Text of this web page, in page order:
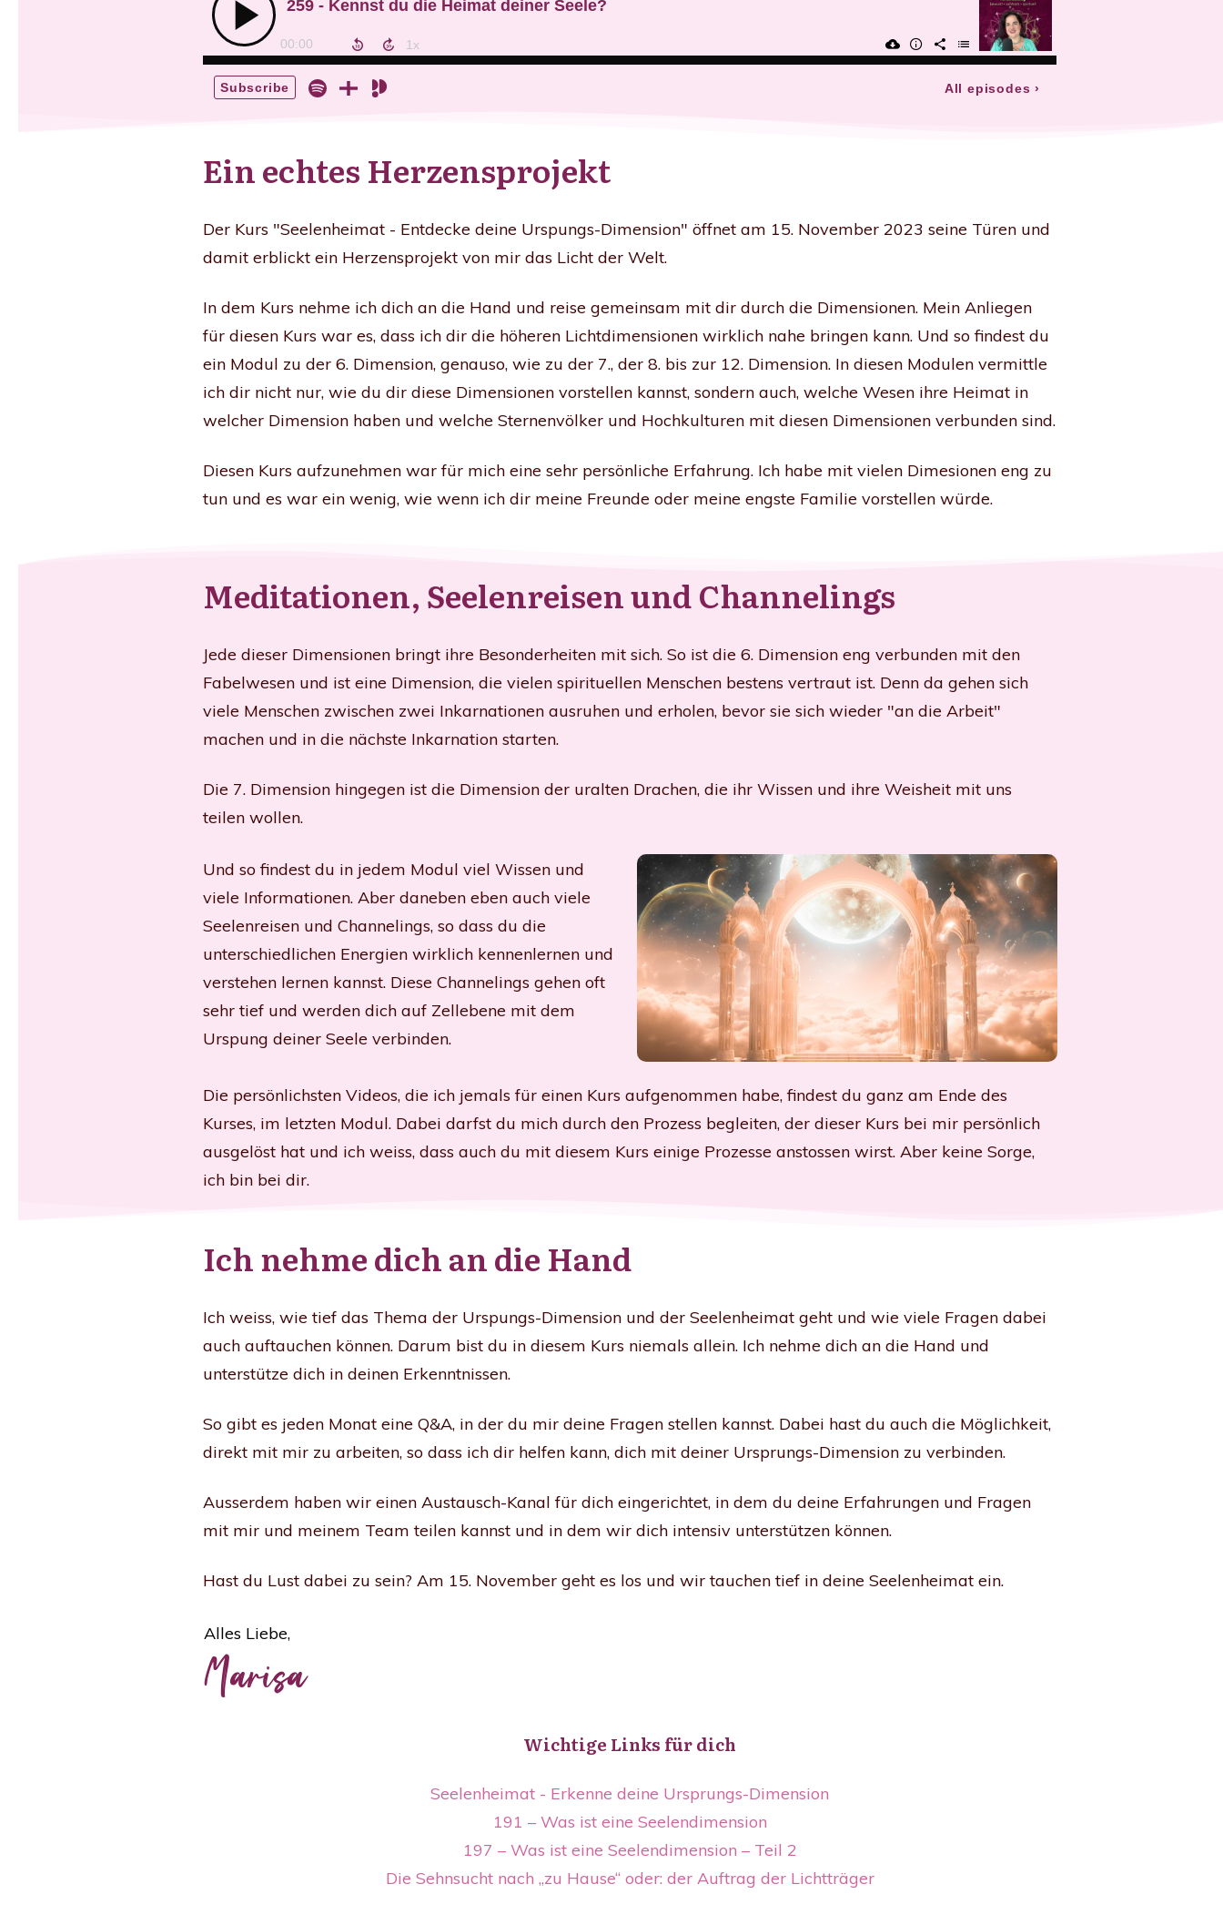
Ein echtes Herzensprojekt
Der Kurs "Seelenheimat - Entdecke deine Urspungs-Dimension" öffnet am 15. November 2023 seine Türen und
damit erblickt ein Herzensprojekt von mir das Licht der Welt.
In dem Kurs nehme ich dich an die Hand und reise gemeinsam mit dir durch die Dimensionen. Mein Anliegen
für diesen Kurs war es, dass ich dir die höheren Lichtdimensionen wirklich nahe bringen kann. Und so findest du
ein Modul zu der 6. Dimension, genauso, wie zu der 7., der 8. bis zur 12. Dimension. In diesen Modulen vermittle
ich dir nicht nur, wie du dir diese Dimensionen vorstellen kannst, sondern auch, welche Wesen ihre Heimat in
welcher Dimension haben und welche Sternenvölker und Hochkulturen mit diesen Dimensionen verbunden sind.
Diesen Kurs aufzunehmen war für mich eine sehr persönliche Erfahrung. Ich habe mit vielen Dimesionen eng zu
tun und es war ein wenig, wie wenn ich dir meine Freunde oder meine engste Familie vorstellen würde.
Meditationen, Seelenreisen und Channelings
Jede dieser Dimensionen bringt ihre Besonderheiten mit sich. So ist die 6. Dimension eng verbunden mit den
Fabelwesen und ist eine Dimension, die vielen spirituellen Menschen bestens vertraut ist. Denn da gehen sich
viele Menschen zwischen zwei Inkarnationen ausruhen und erholen, bevor sie sich wieder "an die Arbeit"
machen und in die nächste Inkarnation starten.
Die 7. Dimension hingegen ist die Dimension der uralten Drachen, die ihr Wissen und ihre Weisheit mit uns
teilen wollen.
Und so findest du in jedem Modul viel Wissen und
viele Informationen. Aber daneben eben auch viele
Seelenreisen und Channelings, so dass du die
unterschiedlichen Energien wirklich kennenlernen und
verstehen lernen kannst. Diese Channelings gehen oft
sehr tief und werden dich auf Zellebene mit dem
Urspung deiner Seele verbinden.
Die persönlichsten Videos, die ich jemals für einen Kurs aufgenommen habe, findest du ganz am Ende des
Kurses, im letzten Modul. Dabei darfst du mich durch den Prozess begleiten, der dieser Kurs bei mir persönlich
ausgelöst hat und ich weiss, dass auch du mit diesem Kurs einige Prozesse anstossen wirst. Aber keine Sorge,
ich bin bei dir.
Ich nehme dich an die Hand
Ich weiss, wie tief das Thema der Urspungs-Dimension und der Seelenheimat geht und wie viele Fragen dabei
auch auftauchen können. Darum bist du in diesem Kurs niemals allein. Ich nehme dich an die Hand und
unterstütze dich in deinen Erkenntnissen.
So gibt es jeden Monat eine Q&A, in der du mir deine Fragen stellen kannst. Dabei hast du auch die Möglichkeit,
direkt mit mir zu arbeiten, so dass ich dir helfen kann, dich mit deiner Ursprungs-Dimension zu verbinden.
Ausserdem haben wir einen Austausch-Kanal für dich eingerichtet, in dem du deine Erfahrungen und Fragen
mit mir und meinem Team teilen kannst und in dem wir dich intensiv unterstützen können.
Hast du Lust dabei zu sein? Am 15. November geht es los und wir tauchen tief in deine Seelenheimat ein.
Alles Liebe,
Marisa
Wichtige Links für dich
Seelenheimat - Erkenne deine Ursprungs-Dimension
191 – Was ist eine Seelendimension
197 – Was ist eine Seelendimension – Teil 2
Die Sehnsucht nach „zu Hause“ oder: der Auftrag der Lichtträger